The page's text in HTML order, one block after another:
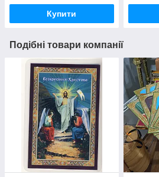
Купити
Подібні товари компанії